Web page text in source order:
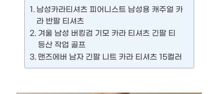
남성카라티셔츠 피어니스트 남성용 캐주얼 카
라 반팔 티셔츠
겨울 남성 버킹검 기모 카라 티셔츠 긴팔 티
등산 작업 골프
맨즈에버 남자 긴팔 니트 카라 티셔츠 15컬러